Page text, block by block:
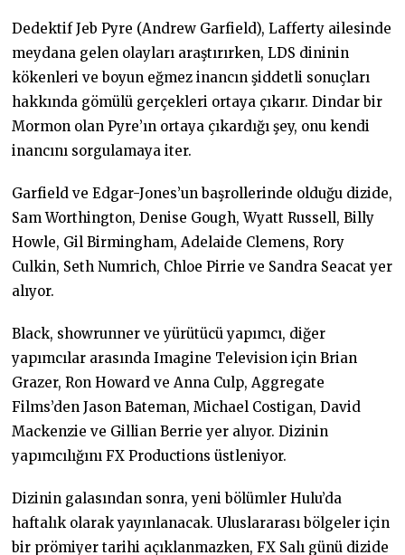
Dedektif Jeb Pyre (Andrew Garfield), Lafferty ailesinde
meydana gelen olayları araştırırken, LDS dininin
kökenleri ve boyun eğmez inancın şiddetli sonuçları
hakkında gömülü gerçekleri ortaya çıkarır. Dindar bir
Mormon olan Pyre’ın ortaya çıkardığı şey, onu kendi
inancını sorgulamaya iter.
Garfield ve Edgar-Jones’un başrollerinde olduğu dizide,
Sam Worthington, Denise Gough, Wyatt Russell, Billy
Howle, Gil Birmingham, Adelaide Clemens, Rory
Culkin, Seth Numrich, Chloe Pirrie ve Sandra Seacat yer
alıyor.
Black, showrunner ve yürütücü yapımcı, diğer
yapımcılar arasında Imagine Television için Brian
Grazer, Ron Howard ve Anna Culp, Aggregate
Films’den Jason Bateman, Michael Costigan, David
Mackenzie ve Gillian Berrie yer alıyor. Dizinin
yapımcılığını FX Productions üstleniyor.
Dizinin galasından sonra, yeni bölümler Hulu’da
haftalık olarak yayınlanacak. Uluslararası bölgeler için
bir prömiyer tarihi açıklanmazken, FX Salı günü dizide